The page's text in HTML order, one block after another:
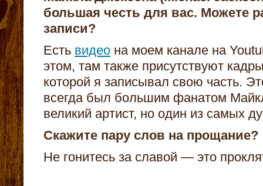
большая честь для вас. Можете
записи?
Есть видео на моем канале на
этом, там также присутствуют
которой я записывал свою часть.
всегда был большим фанатом
великий артист, но один из самых
Скажите пару слов на прощание?
Не гонитесь за славой — это